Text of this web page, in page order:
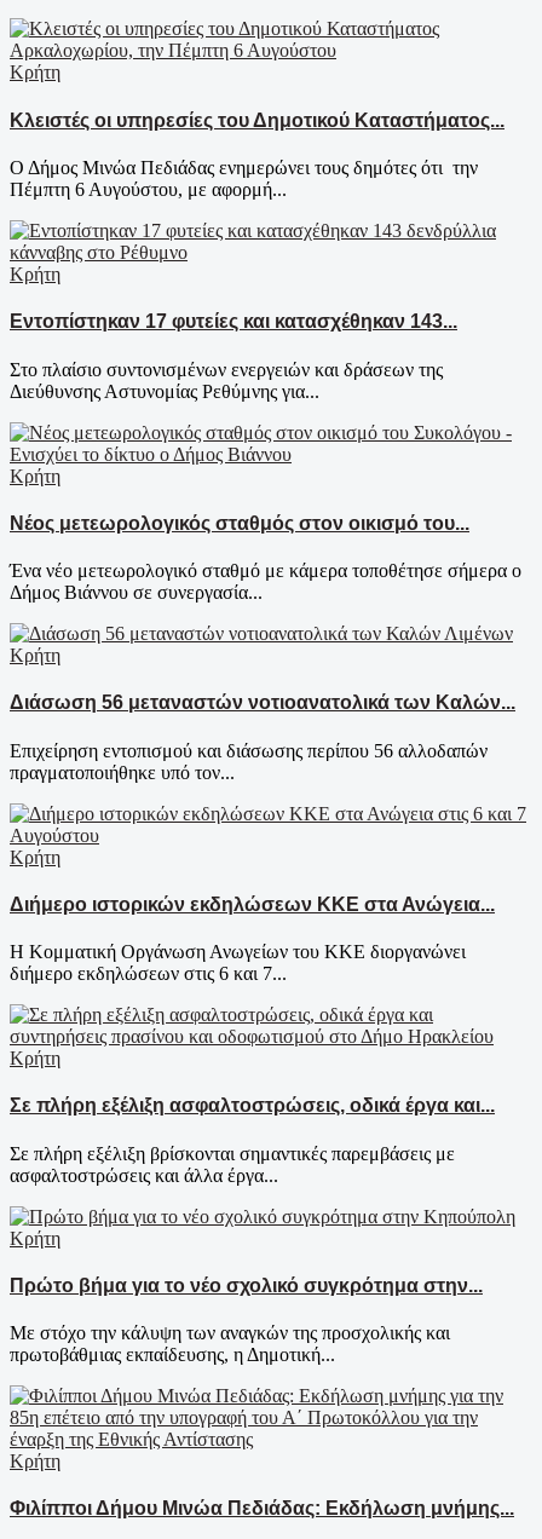
Κρήτη
Κλειστές οι υπηρεσίες του Δημοτικού Καταστήματος...
Ο Δήμος Μινώα Πεδιάδας ενημερώνει τους δημότες ότι την
Πέμπτη 6 Αυγούστου, με αφορμή...
Κρήτη
Εντοπίστηκαν 17 φυτείες και κατασχέθηκαν 143...
Στο πλαίσιο συντονισμένων ενεργειών και δράσεων της
Διεύθυνσης Αστυνομίας Ρεθύμνης για...
Κρήτη
Νέος μετεωρολογικός σταθμός στον οικισμό του...
Ένα νέο μετεωρολογικό σταθμό με κάμερα τοποθέτησε σήμερα ο
Δήμος Βιάννου σε συνεργασία...
Κρήτη
Διάσωση 56 μεταναστών νοτιοανατολικά των Καλών...
Επιχείρηση εντοπισμού και διάσωσης περίπου 56 αλλοδαπών
πραγματοποιήθηκε υπό τον...
Κρήτη
Διήμερο ιστορικών εκδηλώσεων ΚΚΕ στα Ανώγεια...
Η Κομματική Οργάνωση Ανωγείων του ΚΚΕ διοργανώνει
διήμερο εκδηλώσεων στις 6 και 7...
Κρήτη
Σε πλήρη εξέλιξη ασφαλτοστρώσεις, οδικά έργα και...
Σε πλήρη εξέλιξη βρίσκονται σημαντικές παρεμβάσεις με
ασφαλτοστρώσεις και άλλα έργα...
Κρήτη
Πρώτο βήμα για το νέο σχολικό συγκρότημα στην...
Με στόχο την κάλυψη των αναγκών της προσχολικής και
πρωτοβάθμιας εκπαίδευσης, η Δημοτική...
Κρήτη
Φιλίπποι Δήμου Μινώα Πεδιάδας: Εκδήλωση μνήμης...